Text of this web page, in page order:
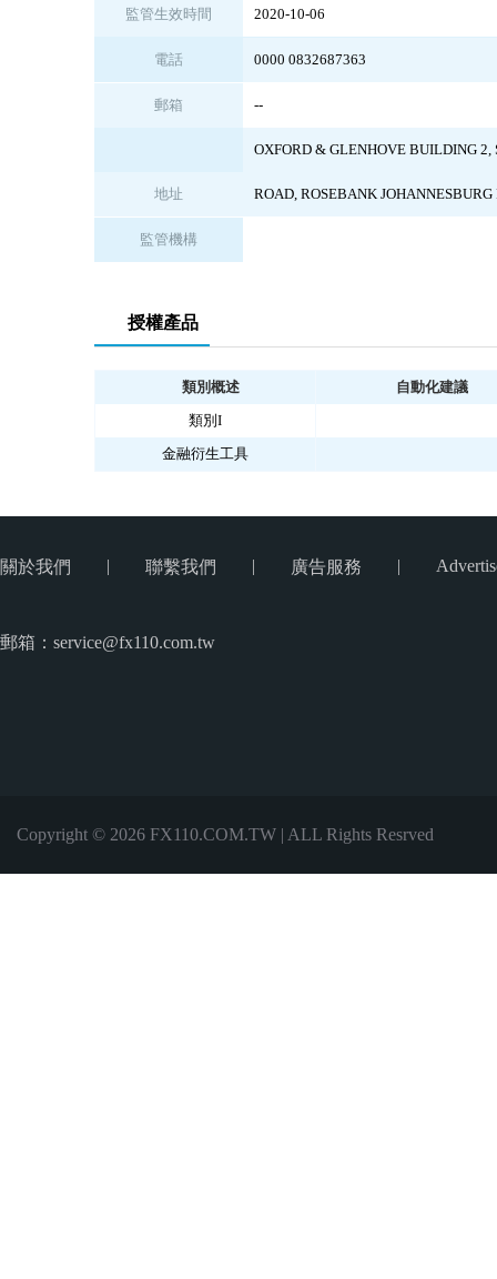
監管生效時間 2020-10-06
電話 0000 0832687363
郵箱 --
地址
OXFORD & GLENHOVE BUILDING 2,
ROAD, ROSEBANK JOHANNESBURG
監管機構
授權產品
類別概述
自動化建議
類別I
金融衍生工具
關於我們 | 聯繫我們 | 廣告服務 |
郵箱：service@fx110.com.tw
Copyright © 2026 FX110.COM.TW | ALL Rights Resrved